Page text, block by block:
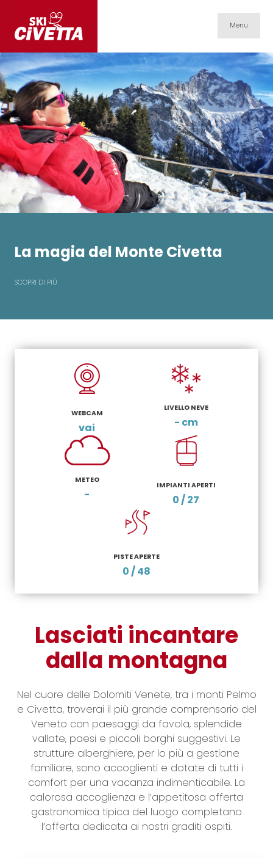
Menu
La magia del Monte Civetta
SCOPRI DI PIÙ
WEBCAM
vai
LIVELLO NEVE
- cm
METEO
-
IMPIANTI APERTI
0 / 27
PISTE APERTE
0 / 48
Lasciati incantare
dalla montagna
Nel cuore delle Dolomiti Venete, tra i monti Pelmo
e Civetta, troverai il più grande comprensorio del
Veneto con paesaggi da favola, splendide
vallate, paesi e piccoli borghi suggestivi. Le
strutture alberghiere, per lo più a gestione
familiare, sono accoglienti e dotate di tutti i
comfort per una vacanza indimenticabile. La
calorosa accoglienza e l’appetitosa offerta
gastronomica tipica del luogo completano
l’offerta dedicata ai nostri graditi ospiti.